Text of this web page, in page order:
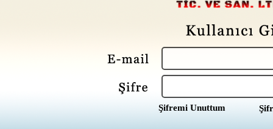
Şifremi Unuttum